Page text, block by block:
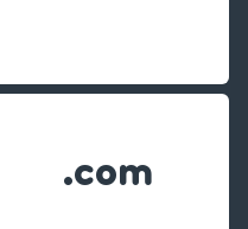
.com